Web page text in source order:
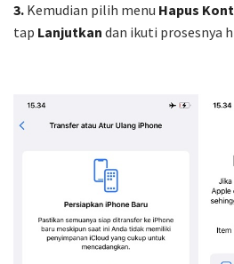
3. Kemudian pilih menu Hapus
tap Lanjutkan dan ikuti prosesnya